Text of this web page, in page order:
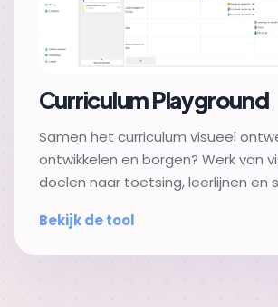
Curriculum Playground
Samen het curriculum visueel
ontwikkelen en borgen? Werk van
doelen naar toetsing, leerlijnen en
Bekijk de tool